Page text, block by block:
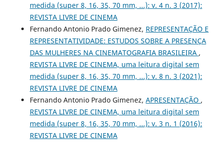
medida (super 8, 16, 35, 70 mm, ...): v. 4 n. 3 (2017):
REVISTA LIVRE DE CINEMA
Fernando Antonio Prado Gimenez, REPRESENTAÇÃO E
REPRESENTATIVIDADE: ESTUDOS SOBRE A PRESENÇA
DAS MULHERES NA CINEMATOGRAFIA BRASILEIRA ,
REVISTA LIVRE DE CINEMA, uma leitura digital sem
medida (super 8, 16, 35, 70 mm, ...): v. 8 n. 3 (2021):
REVISTA LIVRE DE CINEMA
Fernando Antonio Prado Gimenez, APRESENTAÇÃO ,
REVISTA LIVRE DE CINEMA, uma leitura digital sem
medida (super 8, 16, 35, 70 mm, ...): v. 3 n. 1 (2016):
REVISTA LIVRE DE CINEMA